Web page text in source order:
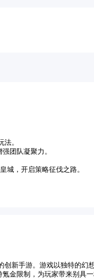
。
团队凝聚力。
城，开启策略征伐之路。
创新手游。游戏以独特的幻
金限制，为玩家带来别具